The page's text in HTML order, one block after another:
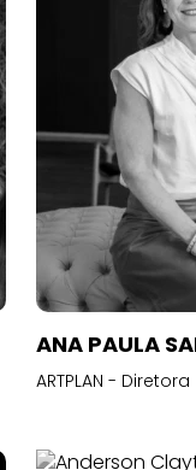
ANA PAULA
ARTPLAN -